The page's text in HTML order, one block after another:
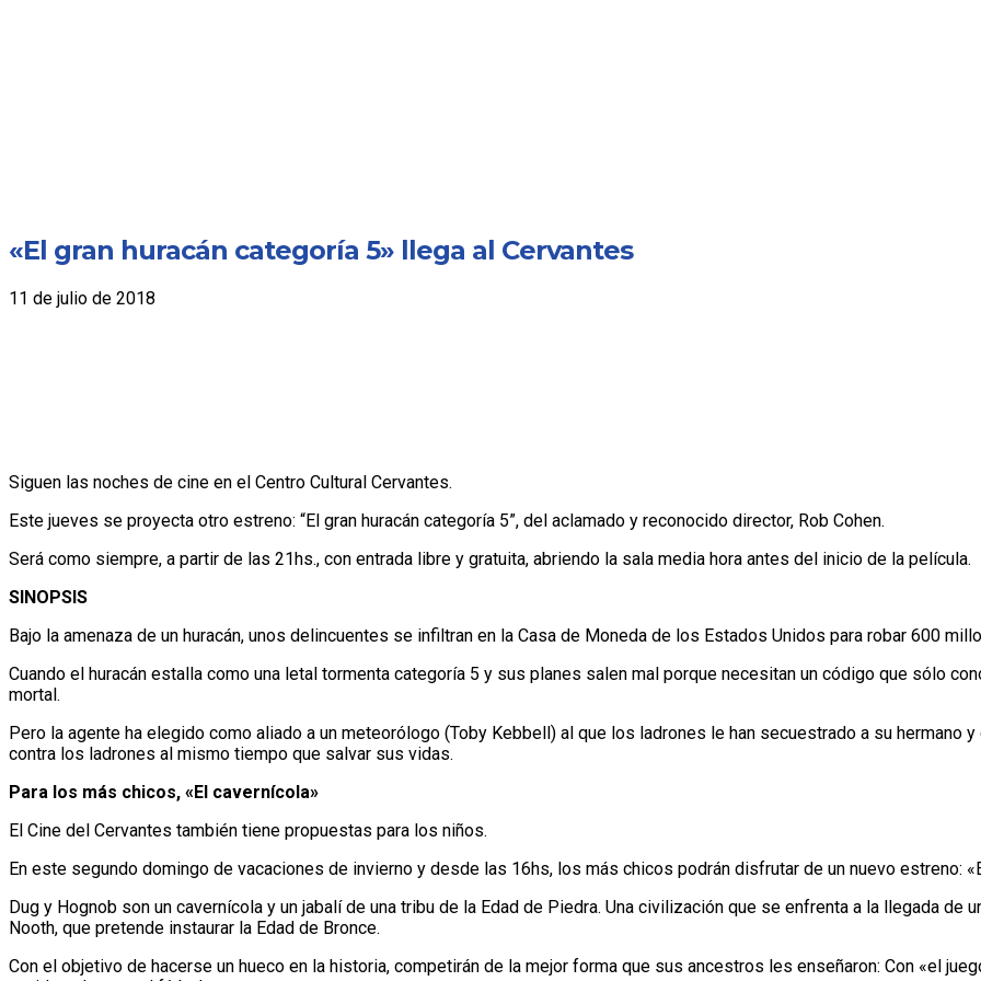
«El gran huracán categoría 5» llega al Cervantes
11 de julio de 2018
Siguen las noches de cine en el Centro Cultural Cervantes.
Este jueves se proyecta otro estreno: “El gran huracán categoría 5”, del aclamado y reconocido director, Rob Cohen.
Será como siempre, a partir de las 21hs., con entrada libre y gratuita, abriendo la sala media hora antes del inicio de la película.
SINOPSIS
Bajo la amenaza de un huracán, unos delincuentes se infiltran en la Casa de Moneda de los Estados Unidos para robar 600
Cuando el huracán estalla como una letal tormenta categoría 5 y sus planes salen mal porque necesitan un código que sólo
mortal.
Pero la agente ha elegido como aliado a un meteorólogo (Toby Kebbell) al que los ladrones le han secuestrado a su hermano
contra los ladrones al mismo tiempo que salvar sus vidas.
Para los más chicos, «El cavernícola»
El Cine del Cervantes también tiene propuestas para los niños.
En este segundo domingo de vacaciones de invierno y desde las 16hs, los más chicos podrán disfrutar de un nuevo estreno:
Dug y Hognob son un cavernícola y un jabalí de una tribu de la Edad de Piedra. Una civilización que se enfrenta a la llegada
Nooth, que pretende instaurar la Edad de Bronce.
Con el objetivo de hacerse un hueco en la historia, competirán de la mejor forma que sus ancestros les enseñaron: Con «el